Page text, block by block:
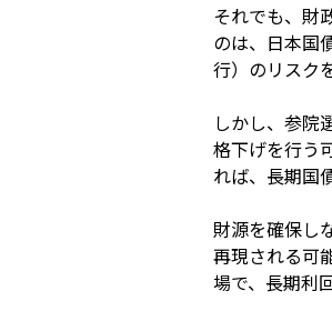
それでも、財
のは、日本国
行）のリスク
しかし、参院
格下げを行う
れば、長期国
財源を確保し
再現される可
場で、長期利